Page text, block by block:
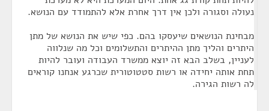
נעולה וסגורה ולכן אין דרך אחרת אלא להתמודד עם הנושא.
מבחינת הנושאים שיעסקו בהם. כפי שיש את הנושא של מתן
היתרים והליך מתן ההיתרים והתשלומים וכל מה שנלווה
לעניין, בשלב הבא זה יוצא ממשרד העבודה ועובר להיות
תחת אותה יחידה או רשות סטטוטורית שכרגע אנחנו קוראים
לה רשות הגירה.